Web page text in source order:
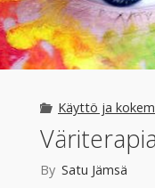
Käyttö ja
By Satu Jämsä